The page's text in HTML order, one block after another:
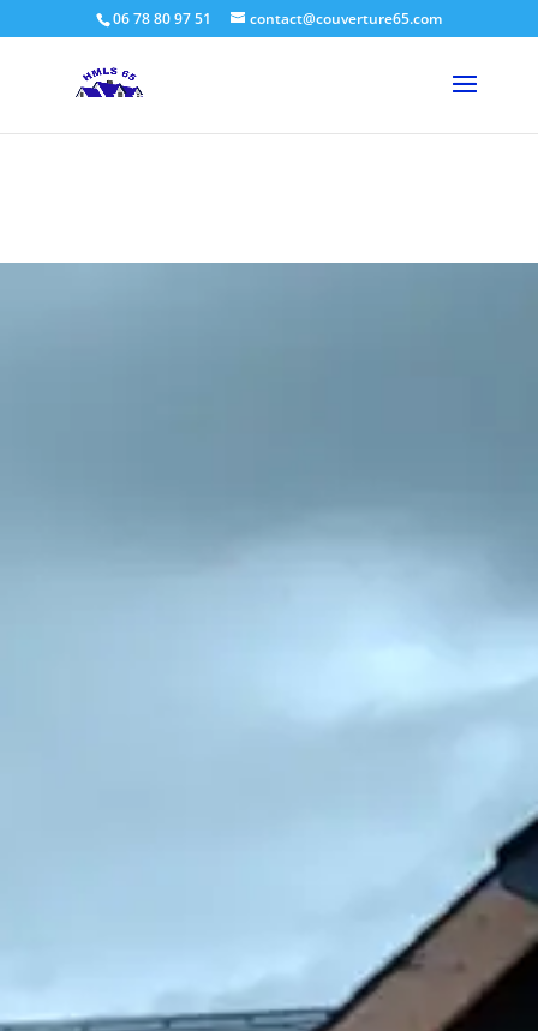
06 78 80 97 51 contact@couverture65.com